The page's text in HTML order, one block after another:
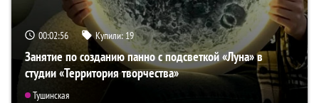
00:02:54 Купили:19
Занятие по созданию панно с подсветкой «Луна» в
студии «Территория творчества»
Тушинская